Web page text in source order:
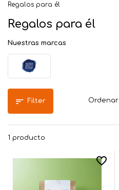
Regalos para él
Regalos para él
Nuestras marcas
Filter
1 producto